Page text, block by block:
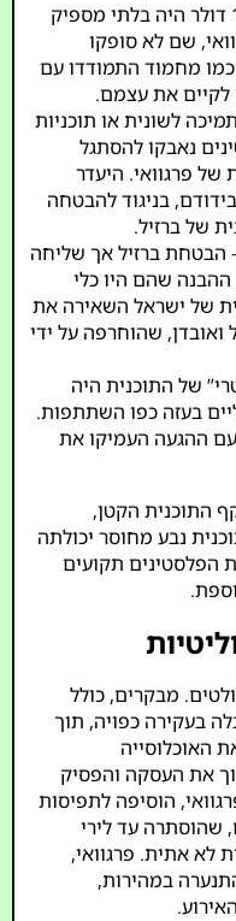
התשלום של 100 דולר היה בלתי מספיק
שם לא סופקו
מחמוד התמודדו עם
לקיים את עצמם.
לשונית או תוכניות
נאבקו להסתגל
של פרגוואי. היעדר
בניגוד להבטחה
של ברזיל.
הבטחת ברזיל אך שליחה
שהם היו כלי
של ישראל השאירה את
שהוחרפה על ידי
של התוכנית היה
בעזה כפו השתתפות.
ההגעה העמיקו את
התוכנית הקטן,
נבע מחוסר יכולתה
הפלסטינים תקועים
מבקרים, כולל
בעקירה כפויה, תוך
האוכלוסייה
את העסקה והפסיק
הוסיפה לתפיסות
שהוסתרה עד לירי
לא אתית. פרגוואי,
במהירות,